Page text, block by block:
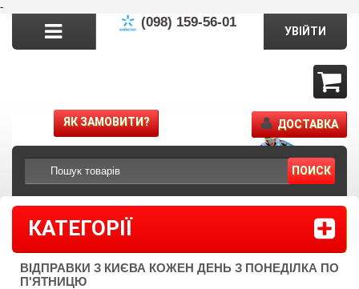
-
(098) 159-56-01
ПОИСК
УВІЙТИ
ЯК ЗАМОВИТИ? ДОСТАВКА
КАТЕГОРІЇ
ВІДПРАВКИ З КИЄВА КОЖЕН ДЕНЬ З ПОНЕДІЛКА ПО
П'ЯТНИЦЮ